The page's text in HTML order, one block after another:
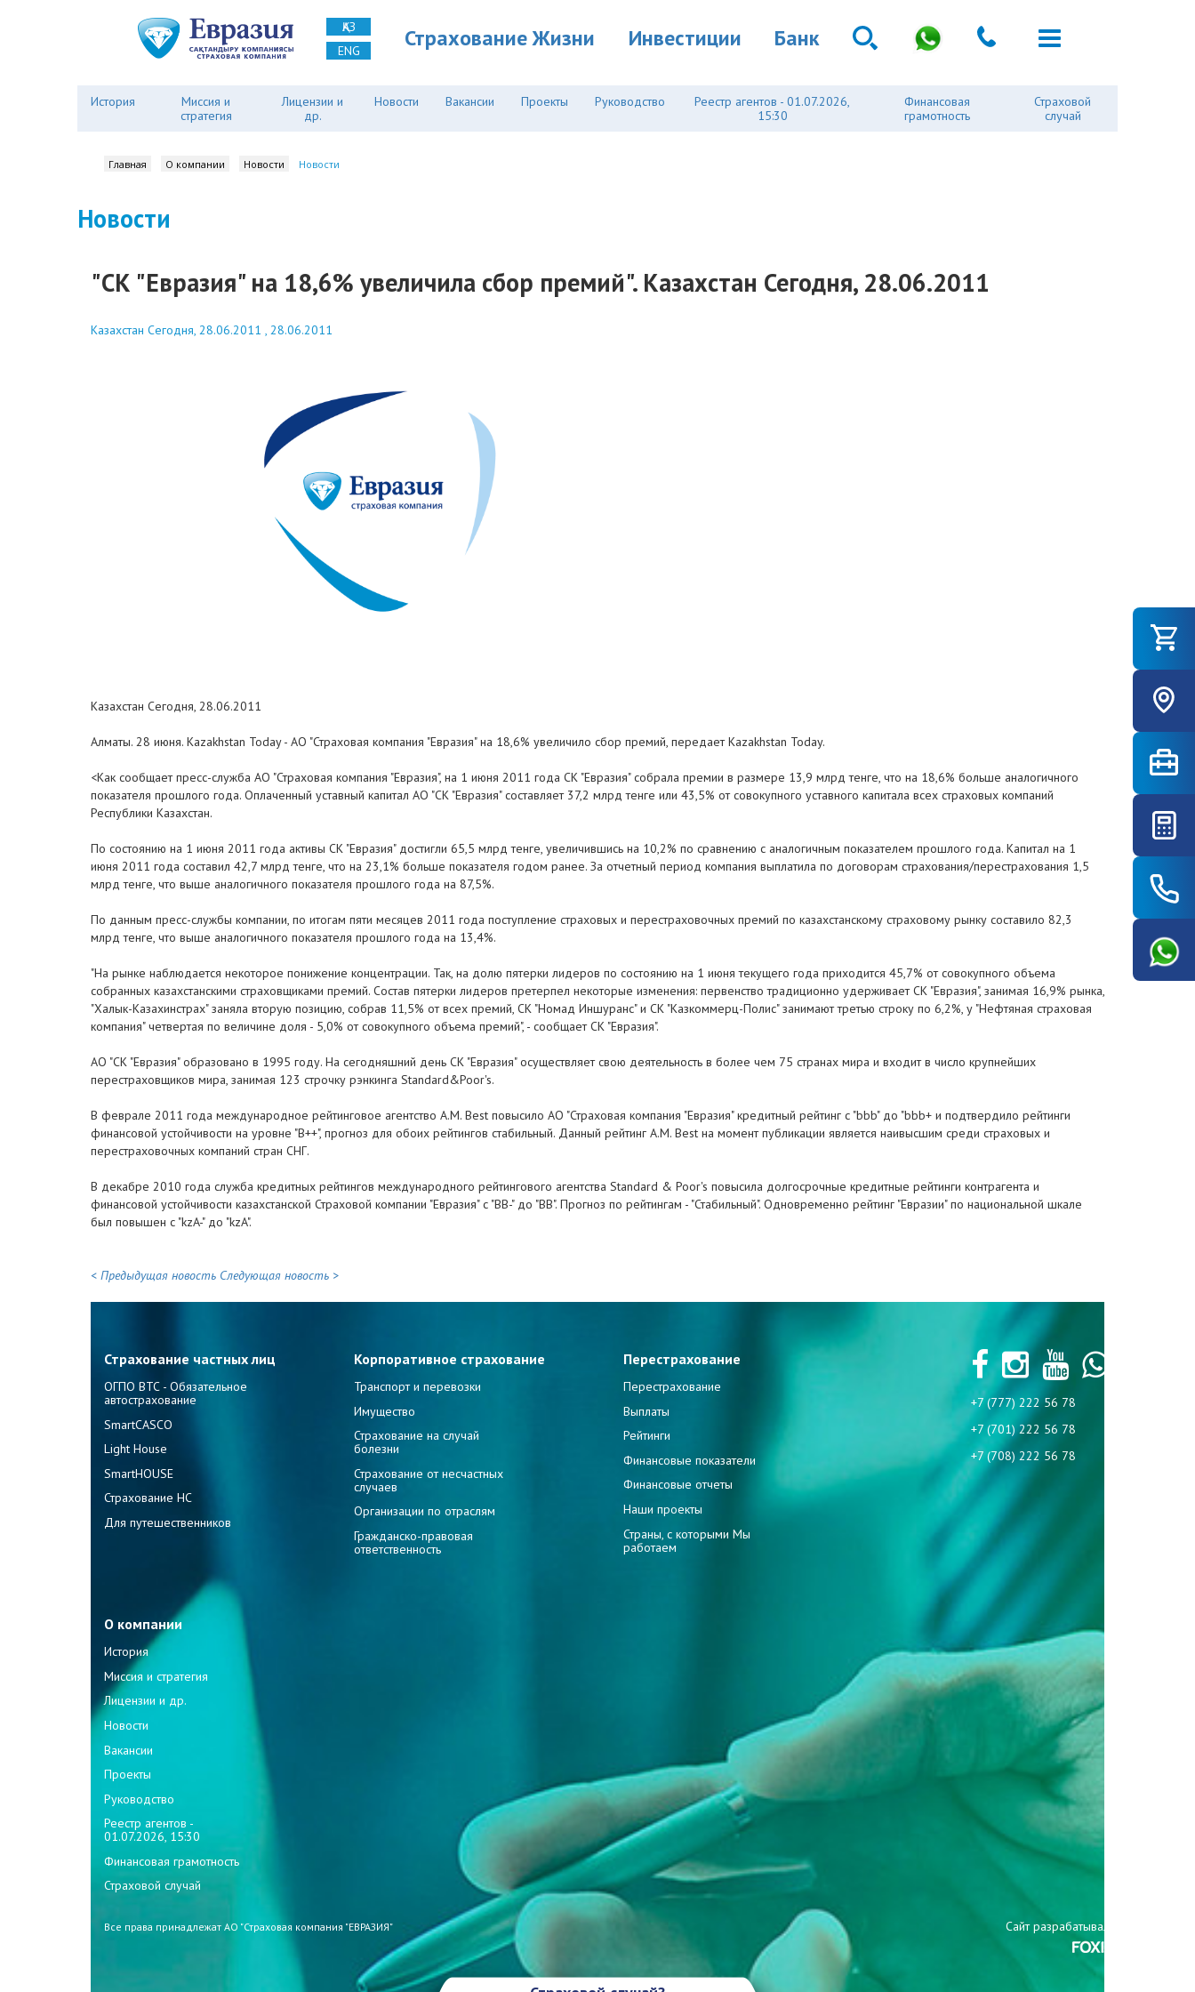
ҚАЗ
ENG
Страхование Жизни Инвестиции Банк
История
Миссия и
стратегия
Лицензии и
др.
Новости Вакансии Проекты Руководство
Реестр агентов - 01.07.2026,
15:30
Финансовая
грамотность
Страховой
случай
Главная О компании Новости Новости
Новости
"СК "Евразия" на 18,6% увеличила сбор премий". Казахстан Сегодня, 28.06.2011
Казахстан Сегодня, 28.06.2011 , 28.06.2011
Казахстан Сегодня, 28.06.2011
Алматы. 28 июня. Kazakhstan Today - АО "Страховая компания "Евразия" на 18,6% увеличило сбор премий, передает Kazakhstan Today.
<Как сообщает пресс-служба АО "Страховая компания "Евразия", на 1 июня 2011 года СК "Евразия" собрала премии в размере 13,9 млрд тенге, что на 18,6% больше аналогичного
показателя прошлого года. Оплаченный уставный капитал АО "СК "Евразия" составляет 37,2 млрд тенге или 43,5% от совокупного уставного капитала всех страховых компаний
Республики Казахстан.
По состоянию на 1 июня 2011 года активы СК "Евразия" достигли 65,5 млрд тенге, увеличившись на 10,2% по сравнению с аналогичным показателем прошлого года. Капитал на 1
июня 2011 года составил 42,7 млрд тенге, что на 23,1% больше показателя годом ранее. За отчетный период компания выплатила по договорам страхования/перестрахования 1,5
млрд тенге, что выше аналогичного показателя прошлого года на 87,5%.
По данным пресс-службы компании, по итогам пяти месяцев 2011 года поступление страховых и перестраховочных премий по казахстанскому страховому рынку составило 82,3
млрд тенге, что выше аналогичного показателя прошлого года на 13,4%.
"На рынке наблюдается некоторое понижение концентрации. Так, на долю пятерки лидеров по состоянию на 1 июня текущего года приходится 45,7% от совокупного объема
собранных казахстанскими страховщиками премий. Состав пятерки лидеров претерпел некоторые изменения: первенство традиционно удерживает СК "Евразия", занимая 16,9% рынка,
"Халык-Казахинстрах" заняла вторую позицию, собрав 11,5% от всех премий, СК "Номад Иншуранс" и СК "Казкоммерц-Полис" занимают третью строку по 6,2%, у "Нефтяная страховая
компания" четвертая по величине доля - 5,0% от совокупного объема премий", - сообщает СК "Евразия".
АО "СК "Евразия" образовано в 1995 году. На сегодняшний день СК "Евразия" осуществляет свою деятельность в более чем 75 странах мира и входит в число крупнейших
перестраховщиков мира, занимая 123 строчку рэнкинга Standard&Poor's.
В феврале 2011 года международное рейтинговое агентство A.M. Best повысило АО "Страховая компания "Евразия" кредитный рейтинг с "bbb" до "bbb+ и подтвердило рейтинги
финансовой устойчивости на уровне "B++", прогноз для обоих рейтингов стабильный. Данный рейтинг A.M. Best на момент публикации является наивысшим среди страховых и
перестраховочных компаний стран СНГ.
В декабре 2010 года служба кредитных рейтингов международного рейтингового агентства Standard & Poor's повысила долгосрочные кредитные рейтинги контрагента и
финансовой устойчивости казахстанской Страховой компании "Евразия" с "ВВ-" до "BB". Прогноз по рейтингам - "Стабильный". Одновременно рейтинг "Евразии" по национальной шкале
был повышен с "kzA-" до "kzA".
< Предыдущая новость Следующая новость >
Страхование частных лиц
ОГПО ВТС - Обязательное
автострахование
SmartCASCO
Light House
SmartHOUSE
Страхование НС
Для путешественников
Корпоративное страхование
Транспорт и перевозки
Имущество
Страхование на случай
болезни
Страхование от несчастных
случаев
Организации по отраслям
Гражданско-правовая
ответственность
Перестрахование
Перестрахование
Выплаты
Рейтинги
Финансовые показатели
Финансовые отчеты
Наши проекты
Страны, с которыми Мы
работаем
О компании
История
Миссия и стратегия
Лицензии и др.
Новости
Вакансии
Проекты
Руководство
Реестр агентов -
01.07.2026, 15:30
Финансовая грамотность
Страховой случай
+7 (777) 222 56 78
+7 (701) 222 56 78
+7 (708) 222 56 78
Все права принадлежат АО "Страховая компания "ЕВРАЗИЯ" Сайт разрабатывали: